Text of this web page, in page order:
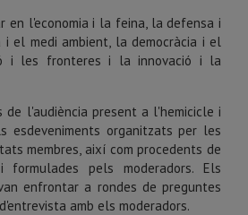
en l'economia i la feina, la defensa i
i el medi ambient, la democràcia i el
i les fronteres i la innovació i la
de l'audiència present a l'hemicicle i
esdeveniments organitzats per les
membres, així com procedents de
pels moderadors. Els
enfrontar a rondes de preguntes
amb els moderadors.